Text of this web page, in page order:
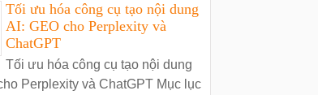
Tối ưu hóa công cụ tạo nội dung
AI: GEO cho Perplexity và
ChatGPT
Tối ưu hóa công cụ tạo nội dung
Perplexity và ChatGPT Mục lục